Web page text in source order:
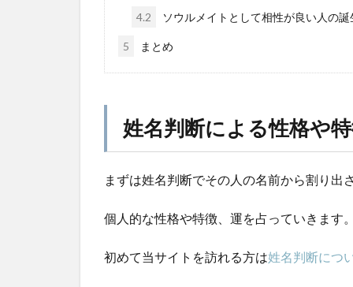
4.2 ソウルメイトとして相性が良い人の誕
5 まとめ
姓名判断による性格や
まずは姓名判断でその人の名前から割り出
個人的な性格や特徴、運を占っていきます。
初めて当サイトを訪れる方は姓名判断につ